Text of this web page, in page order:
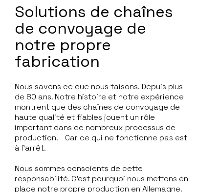
Solutions de chaînes
de convoyage de
notre propre
fabrication
Nous savons ce que nous faisons. Depuis plus
de 80 ans. Notre histoire et notre expérience
montrent que des chaînes de convoyage de
haute qualité et fiables jouent un rôle
important dans de nombreux processus de
production. Car ce qui ne fonctionne pas est
à l’arrêt.
Nous sommes conscients de cette
responsabilité. C’est pourquoi nous mettons en
place notre propre production en Allemagne.